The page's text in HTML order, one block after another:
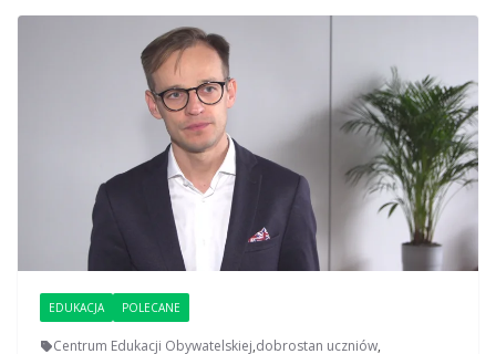
EDUKACJA POLECANE
Centrum Edukacji Obywatelskiej,dobrostan uczniów,